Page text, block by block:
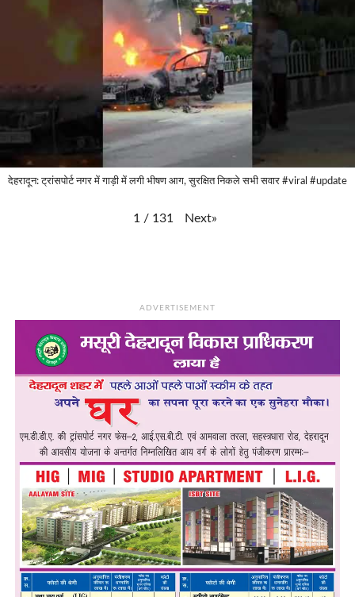
देहरादून: ट्रांसपोर्ट नगर में गाड़ी में लगी भीषण आग, सुरक्षित निकले सभी सवार #viral #update
1 / 131 Next»
ADVERTISEMENT